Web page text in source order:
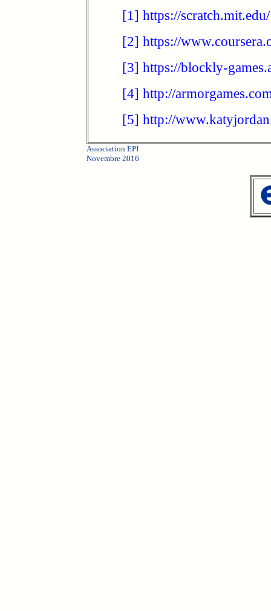
[1] https://scratch.mit.edu/
[2] https://
[3] https://blockly-
[4] http://
[5] http://
Association EPI
Novembre 2016